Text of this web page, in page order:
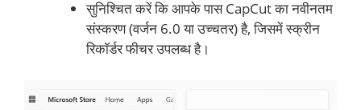
सुनिश्चित करें कि आपके पास CapCut का नवीनतम
संस्करण (वर्जन 6.0 या उच्चतर) है, जिसमें स्क्रीन
रिकॉर्डर फीचर उपलब्ध है।